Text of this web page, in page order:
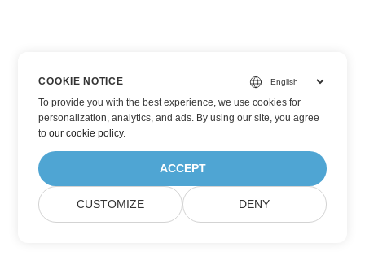
COOKIE NOTICE
To provide you with the best experience, we use cookies for
personalization, analytics, and ads. By using our site, you agree
toour cookie policy.
ACCEPT
CUSTOMIZE DENY